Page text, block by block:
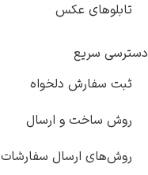
تابلوهای عکس
دسترسی سریع
ثبت سفارش دلخواه
روش ساخت و ارسال
روش‌های ارسال سفارشات